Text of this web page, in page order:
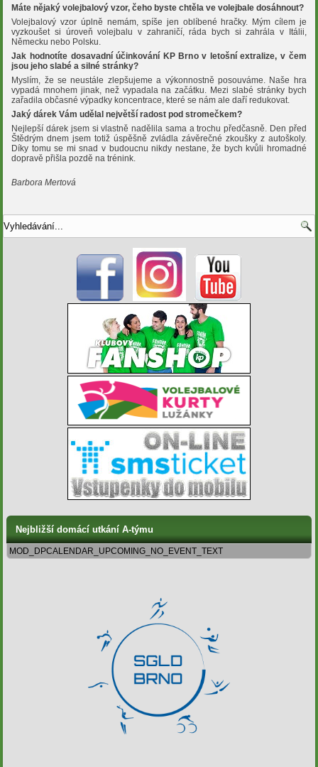
Máte nějaký volejbalový vzor, čeho byste chtěla ve volejbale dosáhnout?
Volejbalový vzor úplně nemám, spíše jen oblíbené hračky. Mým cílem je
vyzkoušet si úroveň volejbalu v zahraničí, ráda bych si zahrála v Itálii,
Německu nebo Polsku.
Jak hodnotíte dosavadní účinkování KP Brno v letošní extralize, v čem
jsou jeho slabé a silné stránky?
Myslím, že se neustále zlepšujeme a výkonnostně posouváme. Naše hra
vypadá mnohem jinak, než vypadala na začátku. Mezi slabé stránky bych
zařadila občasné výpadky koncentrace, které se nám ale daří redukovat.
Jaký dárek Vám udělal největší radost pod stromečkem?
Nejlepší dárek jsem si vlastně nadělila sama a trochu předčasně. Den před
Štědrým dnem jsem totiž úspěšně zvládla závěrečné zkoušky z autoškoly.
Díky tomu se mi snad v budoucnu nikdy nestane, že bych kvůli hromadné
dopravě přišla pozdě na trénink.
Barbora Mertová
Nejbližší domácí utkání A-týmu
MOD_DPCALENDAR_UPCOMING_NO_EVENT_TEXT